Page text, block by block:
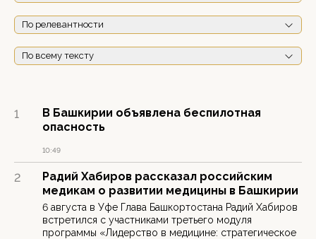
По релевантности
По всему тексту
1
В Башкирии объявлена беспилотная
опасность
10:49
2
Радий Хабиров рассказал российским
медикам о развитии медицины в Башкирии
6 августа в Уфе Глава Башкортостана Радий Хабиров
встретился с участниками третьего модуля
программы «Лидерство в медицине: стратегическое